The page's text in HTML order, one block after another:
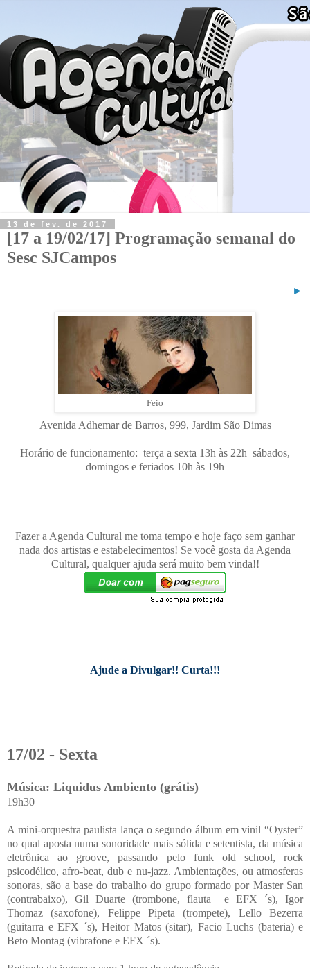
13 de fev. de 2017
[17 a 19/02/17] Programação semanal do
Sesc SJCampos
►
Feio
Avenida Adhemar de Barros, 999, Jardim São Dimas
Horário de funcionamento: terça a sexta 13h às 22h sábados,
domingos e feriados 10h às 19h
Fazer a Agenda Cultural me toma tempo e hoje faço sem ganhar
nada dos artistas e estabelecimentos! Se você gosta da Agenda
Cultural, qualquer ajuda será muito bem vinda!!
Ajude a Divulgar!! Curta!!!
17/02 - Sexta
Música: Liquidus Ambiento (grátis)
19h30
A mini-orquestra paulista lança o segundo álbum em vinil “Oyster”
no qual aposta numa sonoridade mais sólida e setentista, da música
eletrônica ao groove, passando pelo funk old school, rock
psicodélico, afro-beat, dub e nu-jazz. Ambientações, ou atmosferas
sonoras, são a base do trabalho do grupo formado por Master San
(contrabaixo), Gil Duarte (trombone, flauta e EFX ´s), Igor
Thomaz (saxofone), Felippe Pipeta (trompete), Lello Bezerra
(guitarra e EFX ´s), Heitor Matos (sitar), Facio Luchs (bateria) e
Beto Montag (vibrafone e EFX ´s).